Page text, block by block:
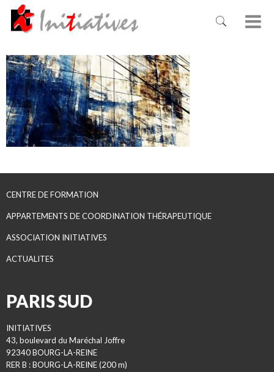
CENTRE DE FORMATION
APPARTEMENTS DE COORDINATION THÉRAPEUTIQUE
ASSOCIATION INITIATIVES
ACTUALITES
PARIS SUD
INITIATIVES
43, boulevard du Maréchal Joffre
92340 BOURG-LA-REINE
RER B : BOURG-LA-REINE (200 m)